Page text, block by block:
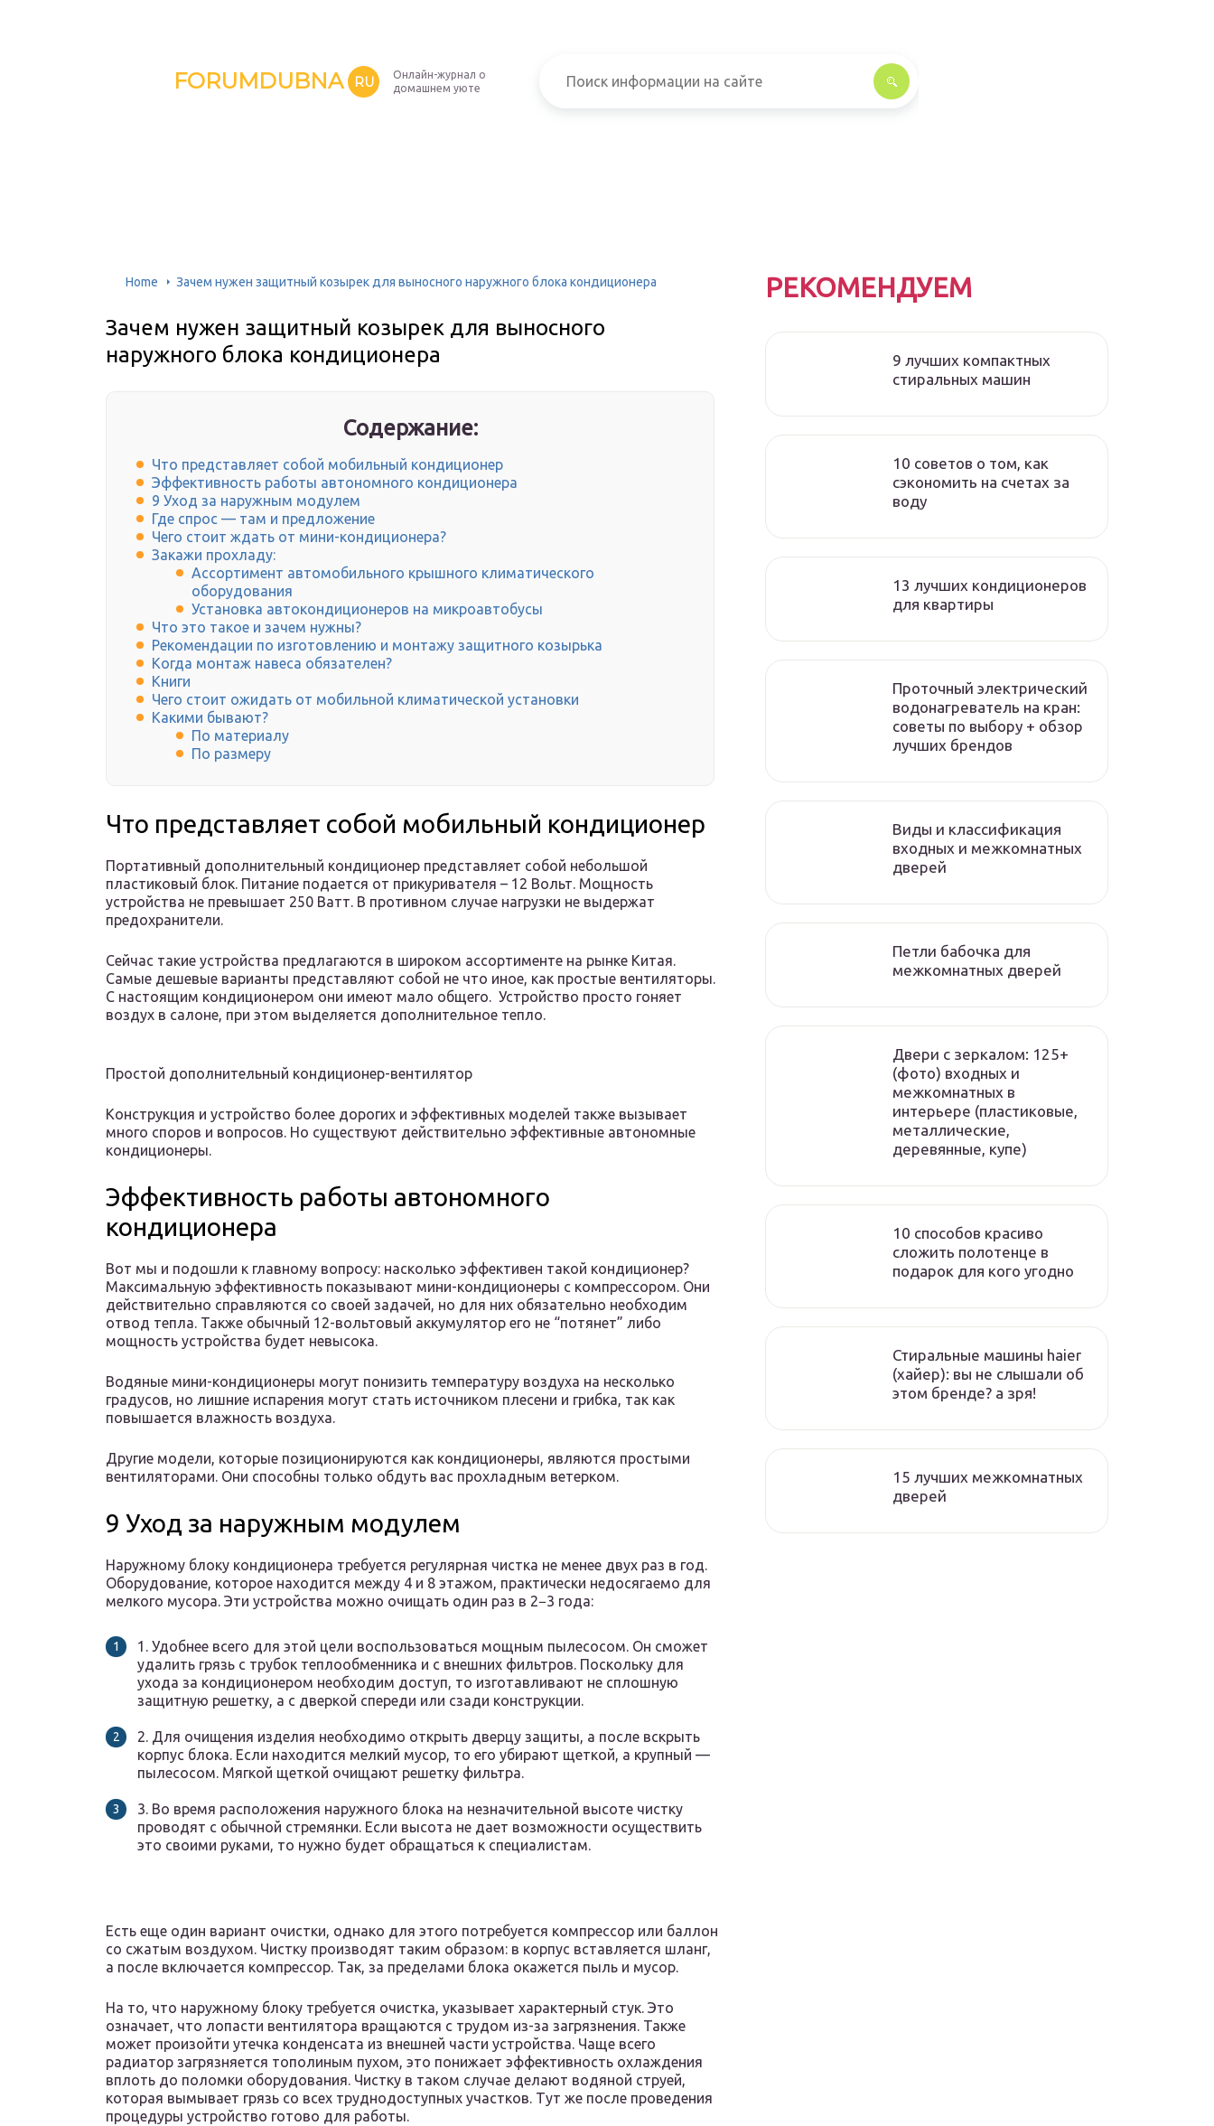
FORUMDUBNA RU
Онлайн-журнал о
домашнем уюте
Home Зачем нужен защитный козырек для выносного наружного блока кондиционера
Зачем нужен защитный козырек для выносного
наружного блока кондиционера
Содержание:
Что представляет собой мобильный кондиционер
Эффективность работы автономного кондиционера
9 Уход за наружным модулем
Где спрос — там и предложение
Чего стоит ждать от мини-кондиционера?
Закажи прохладу:
Ассортимент автомобильного крышного климатического
оборудования
Установка автокондиционеров на микроавтобусы
Что это такое и зачем нужны?
Рекомендации по изготовлению и монтажу защитного козырька
Когда монтаж навеса обязателен?
Книги
Чего стоит ожидать от мобильной климатической установки
Какими бывают?
По материалу
По размеру
Что представляет собой мобильный кондиционер
Портативный дополнительный кондиционер представляет собой небольшой
пластиковый блок. Питание подается от прикуривателя – 12 Вольт. Мощность
устройства не превышает 250 Ватт. В противном случае нагрузки не выдержат
предохранители.
Сейчас такие устройства предлагаются в широком ассортименте на рынке Китая.
Самые дешевые варианты представляют собой не что иное, как простые вентиляторы.
С настоящим кондиционером они имеют мало общего. Устройство просто гоняет
воздух в салоне, при этом выделяется дополнительное тепло.
Простой дополнительный кондиционер-вентилятор
Конструкция и устройство более дорогих и эффективных моделей также вызывает
много споров и вопросов. Но существуют действительно эффективные автономные
кондиционеры.
Эффективность работы автономного
кондиционера
Вот мы и подошли к главному вопросу: насколько эффективен такой кондиционер?
Максимальную эффективность показывают мини-кондиционеры с компрессором. Они
действительно справляются со своей задачей, но для них обязательно необходим
отвод тепла. Также обычный 12-вольтовый аккумулятор его не “потянет” либо
мощность устройства будет невысока.
Водяные мини-кондиционеры могут понизить температуру воздуха на несколько
градусов, но лишние испарения могут стать источником плесени и грибка, так как
повышается влажность воздуха.
Другие модели, которые позиционируются как кондиционеры, являются простыми
вентиляторами. Они способны только обдуть вас прохладным ветерком.
9 Уход за наружным модулем
Наружному блоку кондиционера требуется регулярная чистка не менее двух раз в год.
Оборудование, которое находится между 4 и 8 этажом, практически недосягаемо для
мелкого мусора. Эти устройства можно очищать один раз в 2−3 года:
1. Удобнее всего для этой цели воспользоваться мощным пылесосом. Он сможет
удалить грязь с трубок теплообменника и с внешних фильтров. Поскольку для
ухода за кондиционером необходим доступ, то изготавливают не сплошную
защитную решетку, а с дверкой спереди или сзади конструкции.
2. Для очищения изделия необходимо открыть дверцу защиты, а после вскрыть
корпус блока. Если находится мелкий мусор, то его убирают щеткой, а крупный —
пылесосом. Мягкой щеткой очищают решетку фильтра.
3. Во время расположения наружного блока на незначительной высоте чистку
проводят с обычной стремянки. Если высота не дает возможности осуществить
это своими руками, то нужно будет обращаться к специалистам.
Есть еще один вариант очистки, однако для этого потребуется компрессор или баллон
со сжатым воздухом. Чистку производят таким образом: в корпус вставляется шланг,
а после включается компрессор. Так, за пределами блока окажется пыль и мусор.
На то, что наружному блоку требуется очистка, указывает характерный стук. Это
означает, что лопасти вентилятора вращаются с трудом из-за загрязнения. Также
может произойти утечка конденсата из внешней части устройства. Чаще всего
радиатор загрязняется тополиным пухом, это понижает эффективность охлаждения
вплоть до поломки оборудования. Чистку в таком случае делают водяной струей,
которая вымывает грязь со всех труднодоступных участков. Тут же после проведения
процедуры устройство готово для работы.
РЕКОМЕНДУЕМ
9 лучших компактных
стиральных машин
10 советов о том, как
сэкономить на счетах за
воду
13 лучших кондиционеров
для квартиры
Проточный электрический
водонагреватель на кран:
советы по выбору + обзор
лучших брендов
Виды и классификация
входных и межкомнатных
дверей
Петли бабочка для
межкомнатных дверей
Двери с зеркалом: 125+
(фото) входных и
межкомнатных в
интерьере (пластиковые,
металлические,
деревянные, купе)
10 способов красиво
сложить полотенце в
подарок для кого угодно
Стиральные машины haier
(хайер): вы не слышали об
этом бренде? а зря!
15 лучших межкомнатных
дверей